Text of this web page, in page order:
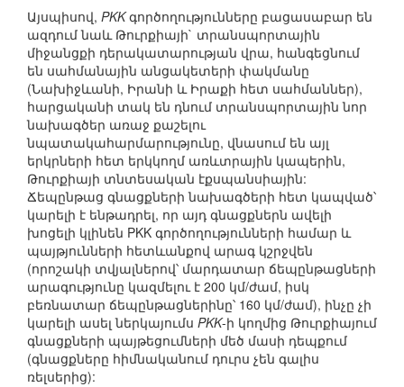
Այսպիսով, PKKգործողությունները բացասաբար են
ազդում նաև Թուրքիայի` տրանսպորտային
միջանցքի դերակատարության վրա, հանգեցնում
են սահմանային անցակետերի փակմանը
(Նախիջևանի, Իրանի և Իրաքի հետ սահմաններ),
հարցականի տակ են դնում տրանսպորտային նոր
նախագծեր առաջ քաշելու
նպատակահարմարությունը, վնասում են այլ
երկրների հետ երկկողմ առևտրային կապերին,
Թուրքիայի տնտեսական էքսպանսիային:
Ճեպընթաց գնացքների նախագծերի հետ կապված՝
կարելի է ենթադրել, որ այդ գնացքներն ավելի
խոցելի կլինեն PKK գործողությունների համար և
պայթյունների հետևանքով արագ կշրջվեն
(որոշակի տվյալներով՝ մարդատար ճեպընթացների
արագությունը կազմելու է 200 կմ/ժամ, իսկ
բեռնատար ճեպընթացներինը՝ 160 կմ/ժամ), ինչը չի
կարելի ասել ներկայումս PKK-ի կողմից Թուրքիայում
գնացքների պայթեցումների մեծ մասի դեպքում
(գնացքները հիմնականում դուրս չեն գալիս
ռելսերից):